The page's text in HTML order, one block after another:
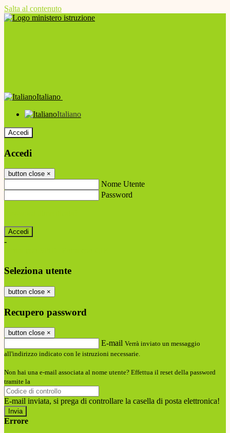
Salta al contenuto
Italiano
Italiano
Accedi
Accedi
button close ×
Nome Utente
Password
-
Seleziona utente
button close ×
Recupero password
button close ×
E-mail Verrà inviato un messaggio
all'indirizzo indicato con le istruzioni necessarie.
Non hai una e-mail associata al nome utente? Effettua il reset della password
tramite la
E-mail inviata, si prega di controllare la casella di posta elettronica!
Errore